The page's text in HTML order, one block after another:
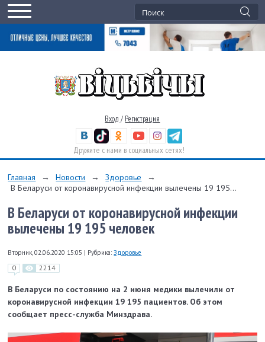
Вход / Регистрация
Дружите с нами в социальных сетях!
Главная → Новости → Здоровье
→
В Беларуси от коронавирусной инфекции вылечены 19 195...
В Беларуси от коронавирусной инфекции
вылечены 19 195 человек
Вторник, 02.06.2020 15:05 | Рубрика: Здоровье
0 2214
В Беларуси по состоянию на 2 июня медики вылечили от
коронавирусной инфекции 19 195 пациентов. Об этом
сообщает пресс-служба Минздрава.